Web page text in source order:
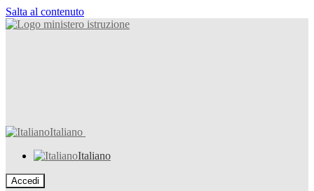
Salta al contenuto
Italiano
Italiano
Accedi